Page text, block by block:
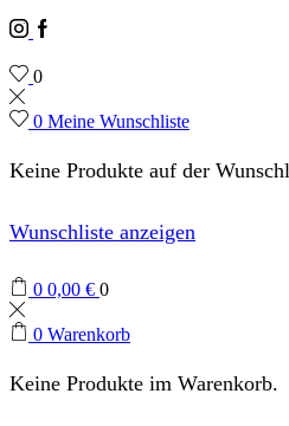
Instagram
Facebook
0
0 Meine Wunschliste
Keine Produkte auf der
Wunschliste anzeigen
0 0,00 € 0
0 Warenkorb
Keine Produkte im Warenkorb.